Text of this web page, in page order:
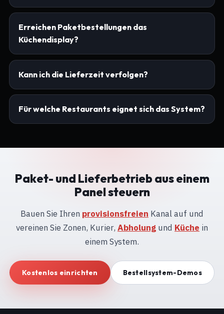
Erreichen Paketbestellungen das
Küchendisplay?
Kann ich die Lieferzeit verfolgen?
Für welche Restaurants eignet sich das System?
Paket- und Lieferbetrieb aus einem
Panel steuern
Bauen Sie Ihren provisionsfreien Kanal auf und
vereinen Sie Zonen, Kurier, Abholung und Küche in
einem System.
Kostenlos einrichten Bestellsystem-Demos